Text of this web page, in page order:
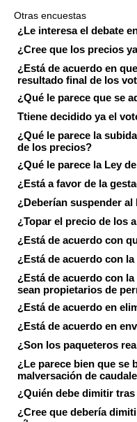
Otras encuestas
¿Le interesa el debate
¿Cree que los precios
¿Está de acuerdo en
resultado final de los
¿Qué le parece que se
Ttiene decidido ya el
¿Qué le parece la
de los precios?
¿Qué le parece la Ley
¿Está a favor de la
¿Deberían suspender
¿Topar el precio de los
¿Está de acuerdo con
¿Está de acuerdo con la
¿Está de acuerdo con
sean propietarios de
¿Está de acuerdo en
¿Está de acuerdo en
¿Son los paqueteros
¿Le parece bien que se
malversación de
¿Quién debe dimitir
¿Cree que debería